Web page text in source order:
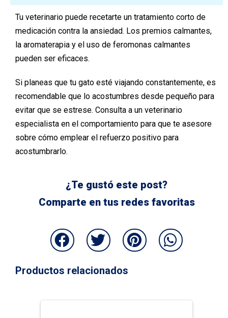
Tu veterinario puede recetarte un tratamiento corto de
medicación contra la ansiedad. Los premios calmantes,
la aromaterapia y el uso de feromonas calmantes
pueden ser eficaces.
Si planeas que tu gato esté viajando constantemente, es
recomendable que lo acostumbres desde pequeño para
evitar que se estrese. Consulta a un veterinario
especialista en el comportamiento para que te asesore
sobre cómo emplear el refuerzo positivo para
acostumbrarlo.
¿Te gustó este post?
Comparte en tus redes favoritas
Productos relacionados